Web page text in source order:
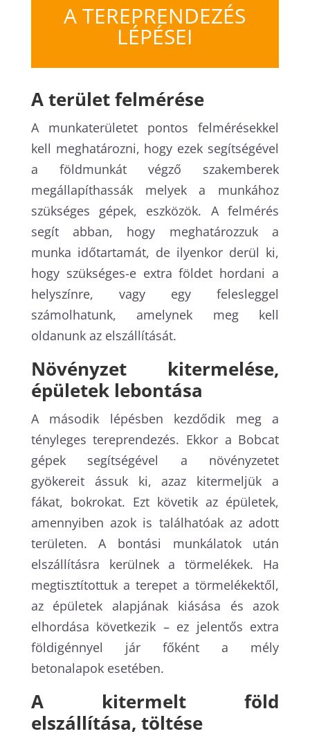
A TEREPRENDEZÉS
LÉPÉSEI
A terület felmérése
A munkaterületet pontos felmérésekkel
kell meghatározni, hogy ezek segítségével
a földmunkát végző szakemberek
megállapíthassák melyek a munkához
szükséges gépek, eszközök. A felmérés
segít abban, hogy meghatározzuk a
munka időtartamát, de ilyenkor derül ki,
hogy szükséges-e extra földet hordani a
helyszínre, vagy egy felesleggel
számolhatunk, amelynek meg kell
oldanunk az elszállítását.
Növényzet kitermelése,
épületek lebontása
A második lépésben kezdődik meg a
tényleges tereprendezés. Ekkor a Bobcat
gépek segítségével a növényzetet
gyökereit ássuk ki, azaz kitermeljük a
fákat, bokrokat. Ezt követik az épületek,
amennyiben azok is találhatóak az adott
területen. A bontási munkálatok után
elszállításra kerülnek a törmelékek. Ha
megtisztítottuk a terepet a törmelékektől,
az épületek alapjának kiásása és azok
elhordása következik – ez jelentős extra
földigénnyel jár főként a mély
betonalapok esetében.
A kitermelt föld
elszállítása, töltése